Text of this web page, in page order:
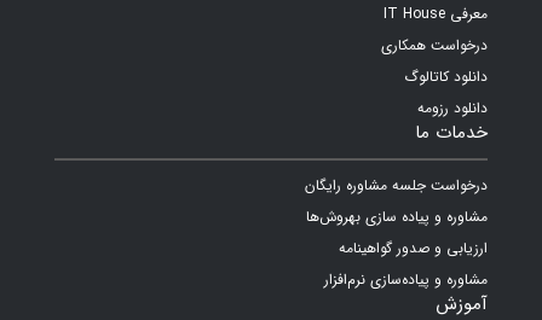
معرفی IT House
درخواست همکاری
دانلود کاتالوگ
دانلود رزومه
خدمات ما
درخواست جلسه مشاوره رایگان
مشاوره و پیاده سازی بهروش‌ها
ارزیابی و صدور گواهینامه
مشاوره و پیاده‌سازی نرم‌افزار
آموزش